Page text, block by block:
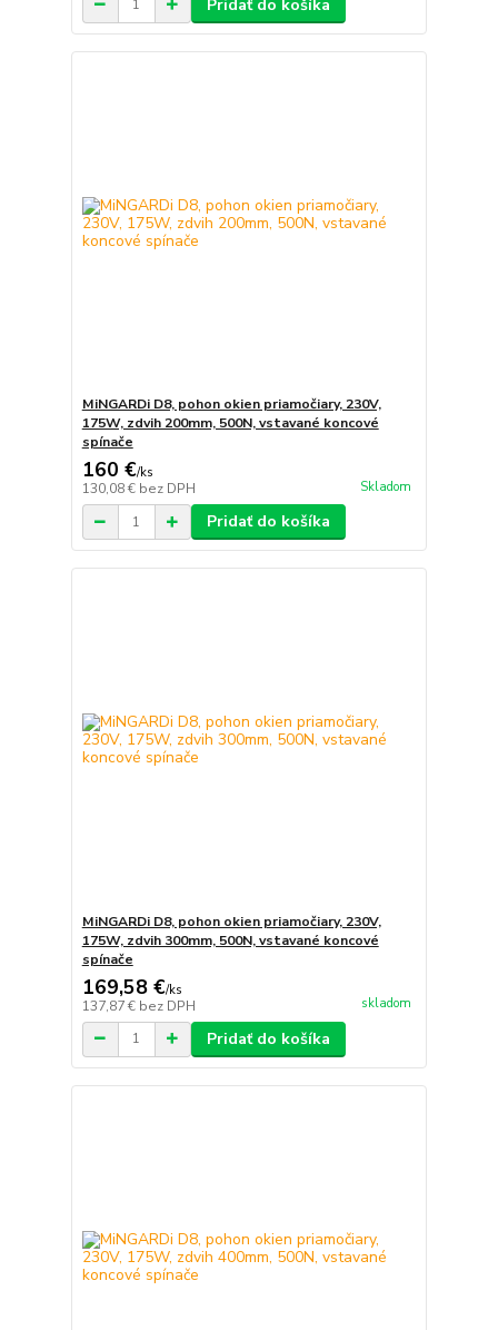
Pridať do košíka
MiNGARDi D8, pohon okien priamočiary, 230V,
175W, zdvih 200mm, 500N, vstavané koncové
spínače
160 €/ks
130,08 € bez DPH Skladom
Pridať do košíka
MiNGARDi D8, pohon okien priamočiary, 230V,
175W, zdvih 300mm, 500N, vstavané koncové
spínače
169,58 €/ks
137,87 € bez DPH skladom
Pridať do košíka